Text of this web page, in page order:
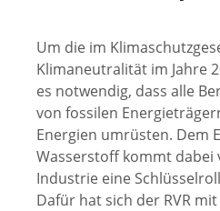
Um die im
Klimaneutralität im Jahre
es notwendig, dass alle
von fossilen
Energien umrüsten. Dem
Wasserstoff kommt dabei
Industrie eine
Dafür hat sich der RVR